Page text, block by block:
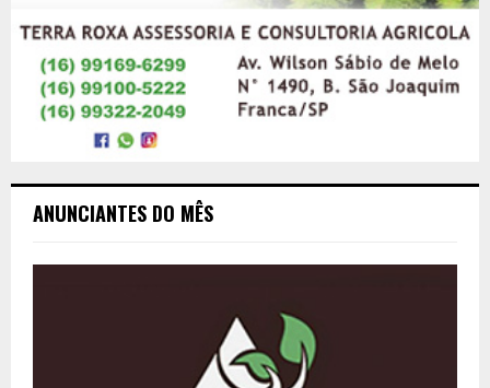
ANUNCIANTES DO MÊS